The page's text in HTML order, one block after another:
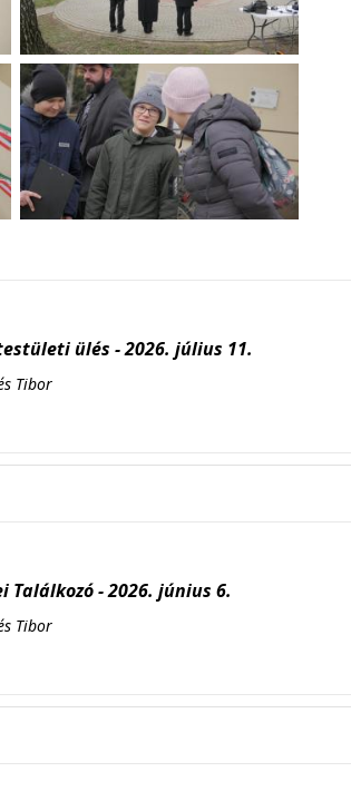
ülés - 2026. július 11.
Tibor
Találkozó - 2026. június 6.
Tibor